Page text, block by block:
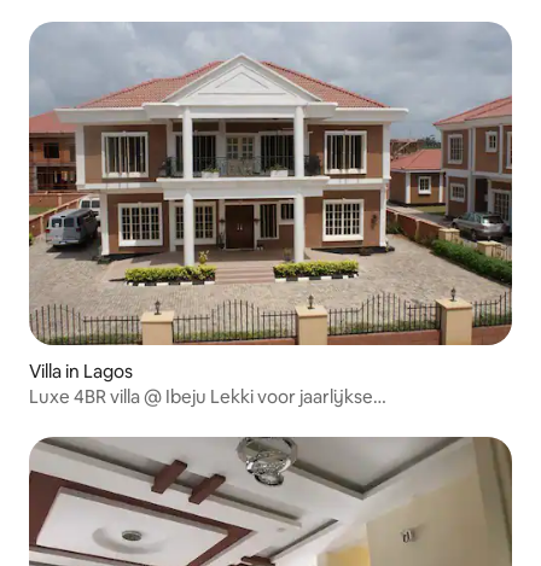
Villa in Lagos
Luxe 4BR villa @ Ibeju Lekki voor jaarlijkse